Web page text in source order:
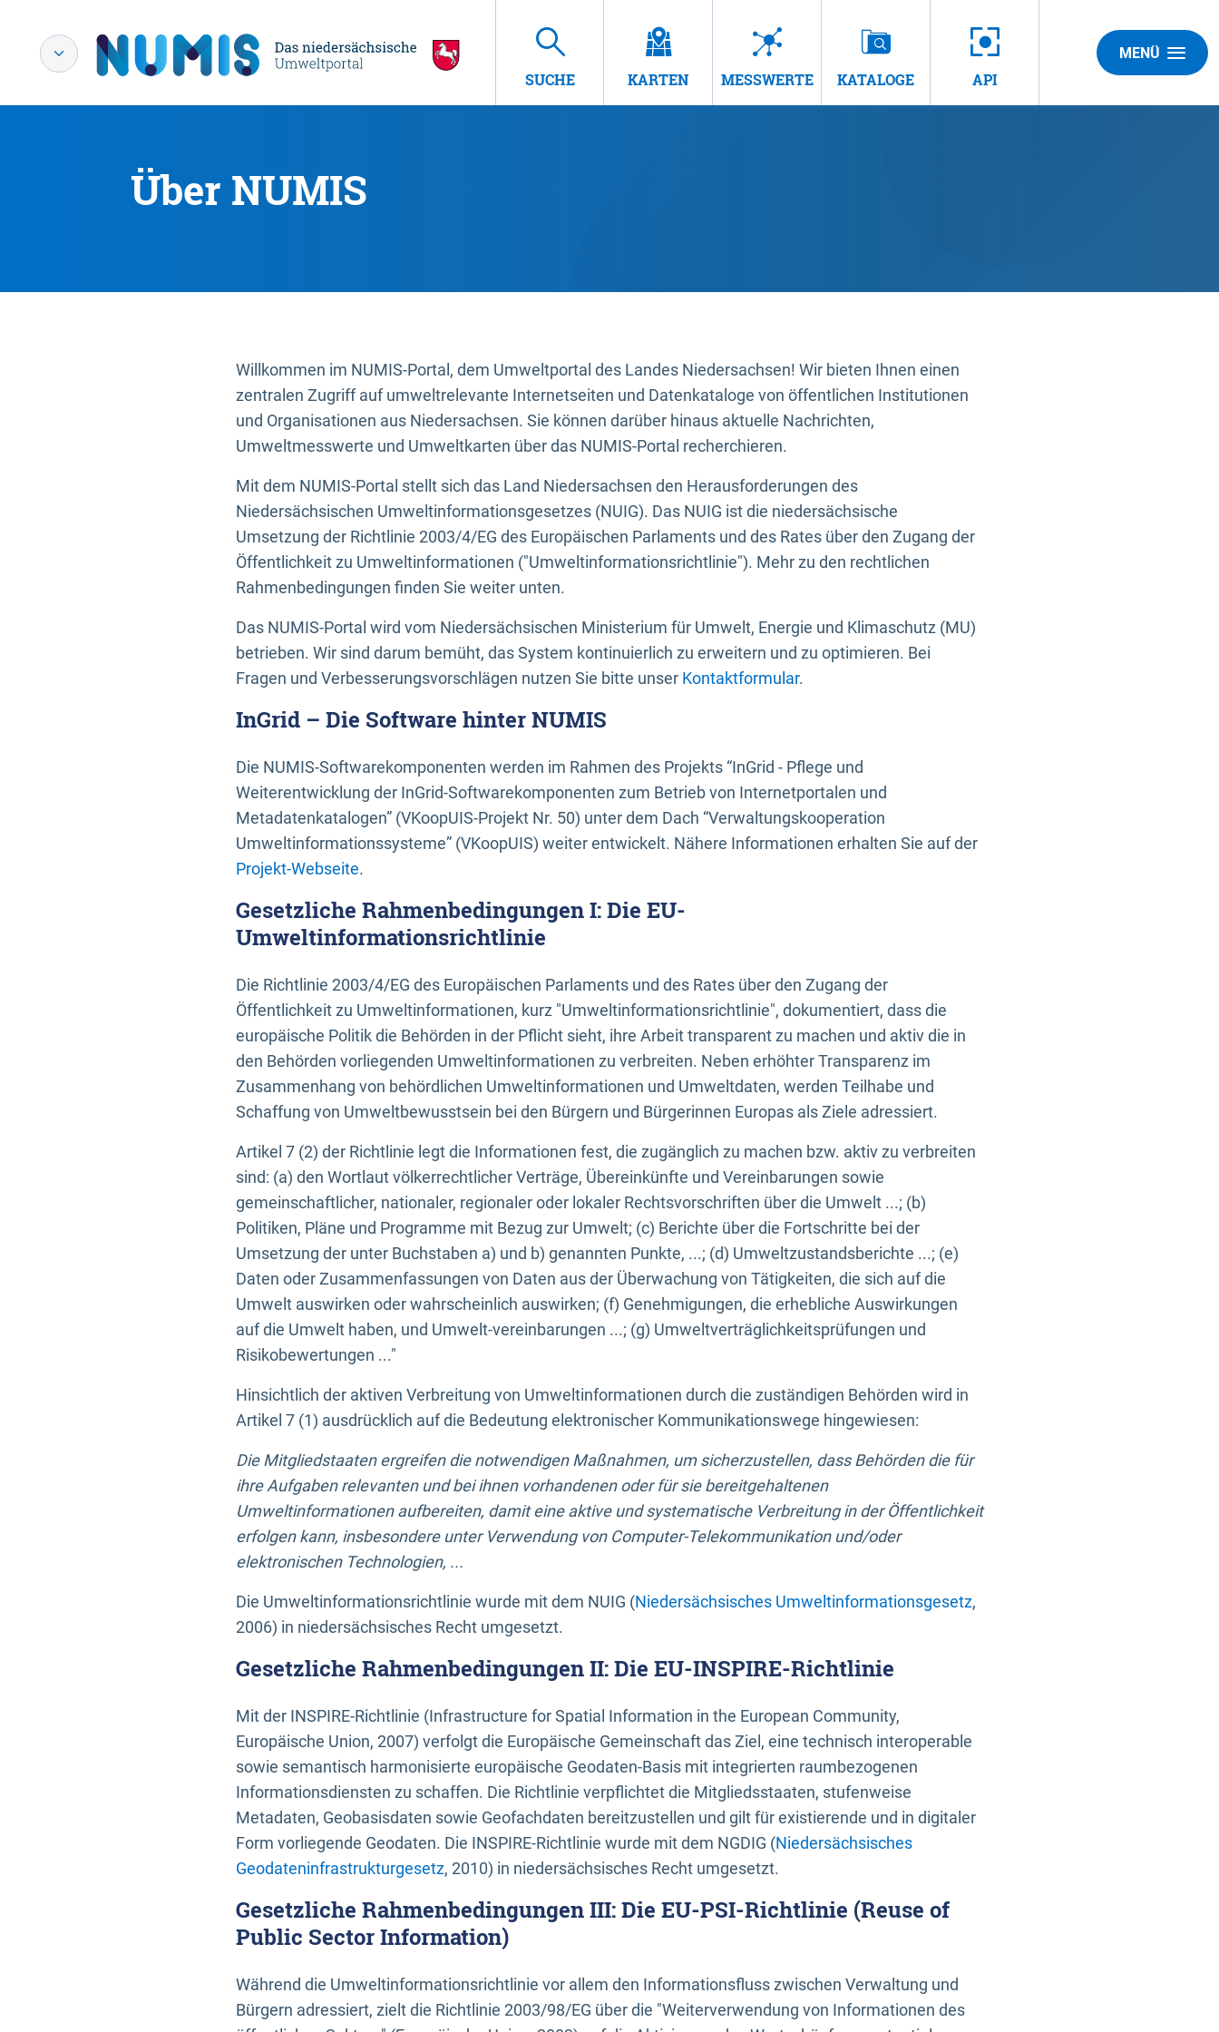
SUCHE KARTEN MESSWERTE KATALOGE API
MENÜ
Über NUMIS
Willkommen im NUMIS-Portal, dem Umweltportal des Landes Niedersachsen! Wir bieten Ihnen einen
zentralen Zugriff auf umweltrelevante Internetseiten und Datenkataloge von öffentlichen Institutionen
und Organisationen aus Niedersachsen. Sie können darüber hinaus aktuelle Nachrichten,
Umweltmesswerte und Umweltkarten über das NUMIS-Portal recherchieren.
Mit dem NUMIS-Portal stellt sich das Land Niedersachsen den Herausforderungen des
Niedersächsischen Umweltinformationsgesetzes (NUIG). Das NUIG ist die niedersächsische
Umsetzung der Richtlinie 2003/4/EG des Europäischen Parlaments und des Rates über den Zugang der
Öffentlichkeit zu Umweltinformationen ("Umweltinformationsrichtlinie"). Mehr zu den rechtlichen
Rahmenbedingungen finden Sie weiter unten.
Das NUMIS-Portal wird vom Niedersächsischen Ministerium für Umwelt, Energie und Klimaschutz (MU)
betrieben. Wir sind darum bemüht, das System kontinuierlich zu erweitern und zu optimieren. Bei
Fragen und Verbesserungsvorschlägen nutzen Sie bitte unser Kontaktformular.
InGrid – Die Software hinter NUMIS
Die NUMIS-Softwarekomponenten werden im Rahmen des Projekts “InGrid - Pflege und
Weiterentwicklung der InGrid-Softwarekomponenten zum Betrieb von Internetportalen und
Metadatenkatalogen” (VKoopUIS-Projekt Nr. 50) unter dem Dach “Verwaltungskooperation
Umweltinformationssysteme” (VKoopUIS) weiter entwickelt. Nähere Informationen erhalten Sie auf der
Projekt-Webseite.
Gesetzliche Rahmenbedingungen I: Die EU-
Umweltinformationsrichtlinie
Die Richtlinie 2003/4/EG des Europäischen Parlaments und des Rates über den Zugang der
Öffentlichkeit zu Umweltinformationen, kurz "Umweltinformationsrichtlinie", dokumentiert, dass die
europäische Politik die Behörden in der Pflicht sieht, ihre Arbeit transparent zu machen und aktiv die in
den Behörden vorliegenden Umweltinformationen zu verbreiten. Neben erhöhter Transparenz im
Zusammenhang von behördlichen Umweltinformationen und Umweltdaten, werden Teilhabe und
Schaffung von Umweltbewusstsein bei den Bürgern und Bürgerinnen Europas als Ziele adressiert.
Artikel 7 (2) der Richtlinie legt die Informationen fest, die zugänglich zu machen bzw. aktiv zu verbreiten
sind: (a) den Wortlaut völkerrechtlicher Verträge, Übereinkünfte und Vereinbarungen sowie
gemeinschaftlicher, nationaler, regionaler oder lokaler Rechtsvorschriften über die Umwelt ...; (b)
Politiken, Pläne und Programme mit Bezug zur Umwelt; (c) Berichte über die Fortschritte bei der
Umsetzung der unter Buchstaben a) und b) genannten Punkte, ...; (d) Umweltzustandsberichte ...; (e)
Daten oder Zusammenfassungen von Daten aus der Überwachung von Tätigkeiten, die sich auf die
Umwelt auswirken oder wahrscheinlich auswirken; (f) Genehmigungen, die erhebliche Auswirkungen
auf die Umwelt haben, und Umwelt-vereinbarungen ...; (g) Umweltverträglichkeitsprüfungen und
Risikobewertungen ..."
Hinsichtlich der aktiven Verbreitung von Umweltinformationen durch die zuständigen Behörden wird in
Artikel 7 (1) ausdrücklich auf die Bedeutung elektronischer Kommunikationswege hingewiesen:
Die Mitgliedstaaten ergreifen die notwendigen Maßnahmen, um sicherzustellen, dass Behörden die für
ihre Aufgaben relevanten und bei ihnen vorhandenen oder für sie bereitgehaltenen
Umweltinformationen aufbereiten, damit eine aktive und systematische Verbreitung in der Öffentlichkeit
erfolgen kann, insbesondere unter Verwendung von Computer-Telekommunikation und/oder
elektronischen Technologien, ...
Die Umweltinformationsrichtlinie wurde mit dem NUIG (Niedersächsisches Umweltinformationsgesetz,
2006) in niedersächsisches Recht umgesetzt.
Gesetzliche Rahmenbedingungen II: Die EU-INSPIRE-Richtlinie
Mit der INSPIRE-Richtlinie (Infrastructure for Spatial Information in the European Community,
Europäische Union, 2007) verfolgt die Europäische Gemeinschaft das Ziel, eine technisch interoperable
sowie semantisch harmonisierte europäische Geodaten-Basis mit integrierten raumbezogenen
Informationsdiensten zu schaffen. Die Richtlinie verpflichtet die Mitgliedsstaaten, stufenweise
Metadaten, Geobasisdaten sowie Geofachdaten bereitzustellen und gilt für existierende und in digitaler
Form vorliegende Geodaten. Die INSPIRE-Richtlinie wurde mit dem NGDIG (Niedersächsisches
Geodateninfrastrukturgesetz, 2010) in niedersächsisches Recht umgesetzt.
Gesetzliche Rahmenbedingungen III: Die EU-PSI-Richtlinie (Reuse of
Public Sector Information)
Während die Umweltinformationsrichtlinie vor allem den Informationsfluss zwischen Verwaltung und
Bürgern adressiert, zielt die Richtlinie 2003/98/EG über die "Weiterverwendung von Informationen des